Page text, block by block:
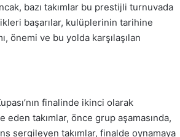
bazı takımlar bu prestijli turnuvada
başarılar, kulüplerinin tarihine
önemi ve bu yolda karşılaşılan
finalinde ikinci olarak
eden takımlar, önce grup aşamasında,
sergileyen takımlar, finalde oynamaya